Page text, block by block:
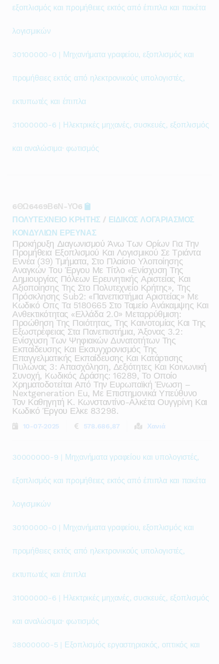
εξοπλισμός και προμήθειες εκτός από έπιπλα και πακέτα
λογισμικών
30100000-0 | Μηχανήματα γραφείου, εξοπλισμός και
προμήθειες εκτός από ηλεκτρονικούς υπολογιστές,
εκτυπωτές και έπιπλα
31000000-6 | Ηλεκτρικές μηχανές, συσκευές, εξοπλισμός
και αναλώσιμα· φωτισμός
6ΘΩ6469Β6Ν-ΥΟ6
ΠΟΛΥΤΕΧΝΕΙΟ ΚΡΗΤΗΣ / ΕΙΔΙΚΟΣ ΛΟΓΑΡΙΑΣΜΟΣ
ΚΟΝΔΥΛΙΩΝ ΕΡΕΥΝΑΣ
Προκήρυξη Διαγωνισμού Άνω Των Ορίων Για Την
Προμήθεια Εξοπλισμού Και Λογισμικού Σε Τριάντα
Εννέα (39) Τμήματα, Στο Πλαίσιο Υλοποίησης
Αναγκών Του Έργου Με Τίτλο «ενίσχυση Της
Δημιουργίας Πόλεων Ερευνητικής Αριστείας Και
Αξιοποίησης Της Στο Πολυτεχνείο Κρήτης», Της
Πρόσκλησης Sub2: «πανεπιστήμια Αριστείας» Με
Κωδικό Οπς Τα 5180665 Στο Ταμείο Ανάκαμψης Και
Ανθεκτικότητας «ελλάδα 2.0» Μεταρρύθμιση:
Προώθηση Της Ποιότητας, Της Καινοτομίας Και Της
Εξωστρέφειας Στα Πανεπιστήμια, Άξονας 3.2:
Ενίσχυση Των Ψηφιακών Δυνατοτήτων Της
Εκπαίδευσης Και Εκσυγχρονισμός Της
Επαγγελματικής Εκπαίδευσης Και Κατάρτισης
Πυλώνας 3: Απασχόληση, Δεξιότητες Και Κοινωνική
Συνοχή, Kωδικός Δράσης: 16289, Το Οποίο
Χρηματοδοτείται Από Την Ευρωπαϊκή Ένωση –
Nextgeneration Eu, Με Επιστημονικά Υπεύθυνο
Τον Καθηγητή Κ. Κωνσταντίνο-Αλκέτα Ουγγρίνη Και
Κωδικό Έργου Ελκε 83298.
10-07-2025 578.686,87 Χανιά
30000000-9 | Μηχανήματα γραφείου και υπολογιστές,
εξοπλισμός και προμήθειες εκτός από έπιπλα και πακέτα
λογισμικών
30100000-0 | Μηχανήματα γραφείου, εξοπλισμός και
προμήθειες εκτός από ηλεκτρονικούς υπολογιστές,
εκτυπωτές και έπιπλα
31000000-6 | Ηλεκτρικές μηχανές, συσκευές, εξοπλισμός
και αναλώσιμα· φωτισμός
38000000-5 | Εξοπλισμός εργαστηριακός, οπτικός και